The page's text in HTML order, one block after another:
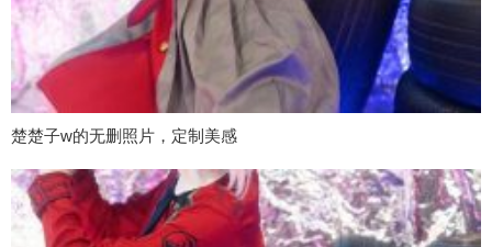
楚楚子w的无删照片，定制美感